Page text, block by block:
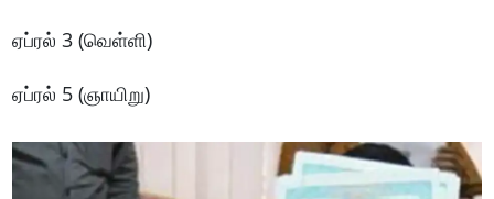
ஏப்ரல் 3 (வெள்ளி)
ஏப்ரல் 5 (ஞாயிறு)